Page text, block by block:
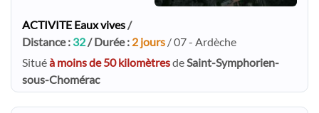
ACTIVITE Eaux vives /
Distance : 32 / Durée : 2 jours / 07 - Ardèche
Situéà moins de 50 kilomètresde Saint-Symphorien-
sous-Chomérac